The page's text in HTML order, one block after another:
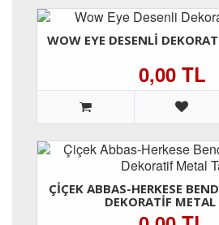
WOW EYE DESENLI
0,00 TL
ÇIÇEK ABBAS-HERKESE
DEKORATIF